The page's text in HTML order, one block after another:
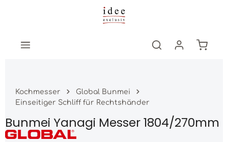
Zum Hauptinhalt springen
Kochmesser
Global Bunmei
Einseitiger Schliff für Rechtshänder
Bunmei Yanagi Messer 1804/270mm